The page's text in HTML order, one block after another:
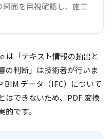
面を目視確認し、施工
は「テキスト情報の抽出と
の判断」は技術者が行いま
BIM データ（IFC）について
はできないため、PDF 変換
です。